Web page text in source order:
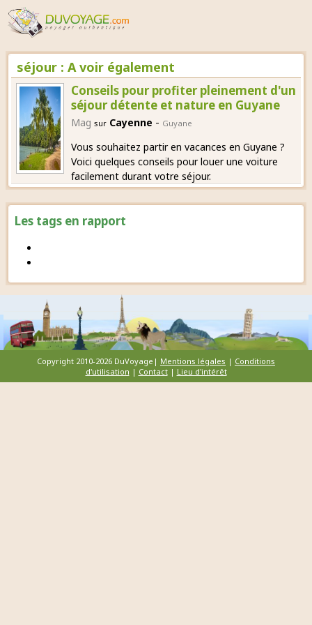
Les tags en rapport
séjour : A voir également
Conseils pour profiter pleinement d'un
séjour détente et nature en Guyane
Mag sur Cayenne - Guyane
Vous souhaitez partir en vacances en Guyane ?
Voici quelques conseils pour louer une voiture
facilement durant votre séjour.
Copyright 2010-2026 DuVoyage| Mentions légales | Conditions
d'utilisation | Contact| Lieu d'intérêt